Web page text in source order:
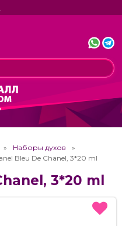
Наборы духов
Bleu De Chanel, 3*20 ml
3*20 ml